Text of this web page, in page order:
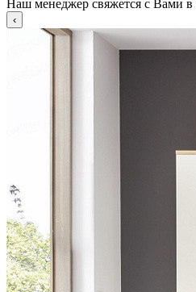
Наш менеджер свяжется с Вами